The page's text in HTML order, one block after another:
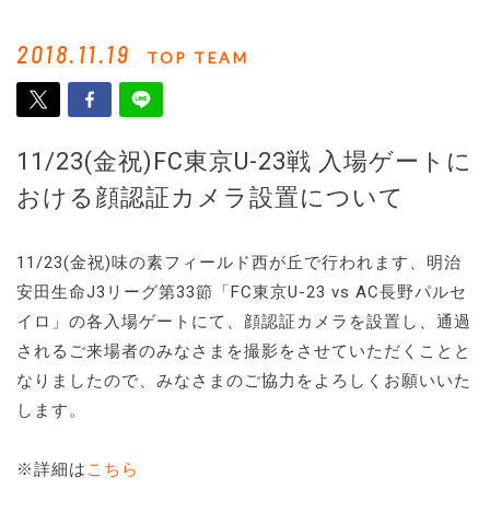
2018.11.19 TOP TEAM
11/23(金祝)FC東京U-23戦 入場ゲートに
おける顔認証カメラ設置について
11/23(金祝)味の素フィールド西が丘で行われます、明治
安田生命J3リーグ第33節「FC東京U-23 vs AC長野パルセ
イロ」の各入場ゲートにて、顔認証カメラを設置し、通過
されるご来場者のみなさまを撮影をさせていただくことと
なりましたので、みなさまのご協力をよろしくお願いいた
します。
※詳細は こちら